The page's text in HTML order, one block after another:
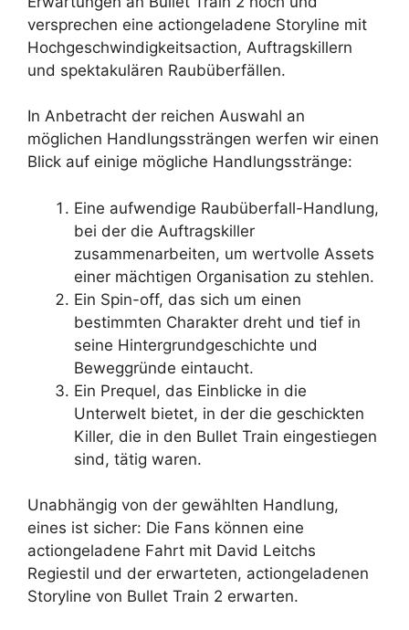
versprechen eine actiongeladene Storyline mit
Hochgeschwindigkeitsaction, Auftragskillern
und spektakulären Raubüberfällen.
In Anbetracht der reichen Auswahl an
möglichen Handlungssträngen werfen wir einen
Blick auf einige mögliche Handlungsstränge:
Eine aufwendige Raubüberfall-Handlung,
bei der die Auftragskiller
zusammenarbeiten, um wertvolle Assets
einer mächtigen Organisation zu stehlen.
Ein Spin-off, das sich um einen
bestimmten Charakter dreht und tief in
seine Hintergrundgeschichte und
Beweggründe eintaucht.
Ein Prequel, das Einblicke in die
Unterwelt bietet, in der die geschickten
Killer, die in den Bullet Train eingestiegen
sind, tätig waren.
Unabhängig von der gewählten Handlung,
eines ist sicher: Die Fans können eine
actiongeladene Fahrt mit David Leitchs
Regiestil und der erwarteten, actiongeladenen
Storyline von Bullet Train 2 erwarten.